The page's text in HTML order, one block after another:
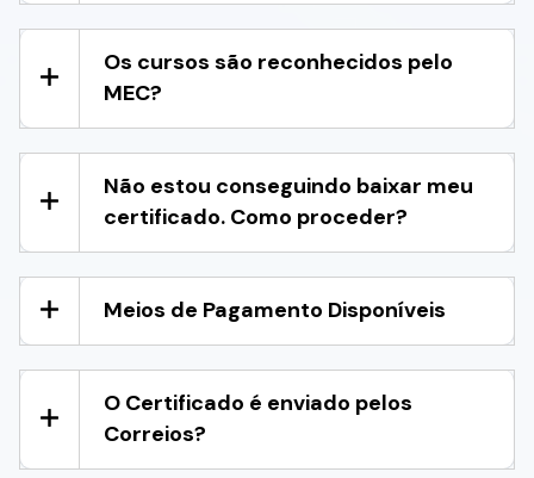
Os cursos são reconhecidos pelo
MEC?
Não estou conseguindo baixar meu
certificado. Como proceder?
Meios de Pagamento Disponíveis
O Certificado é enviado pelos
Correios?